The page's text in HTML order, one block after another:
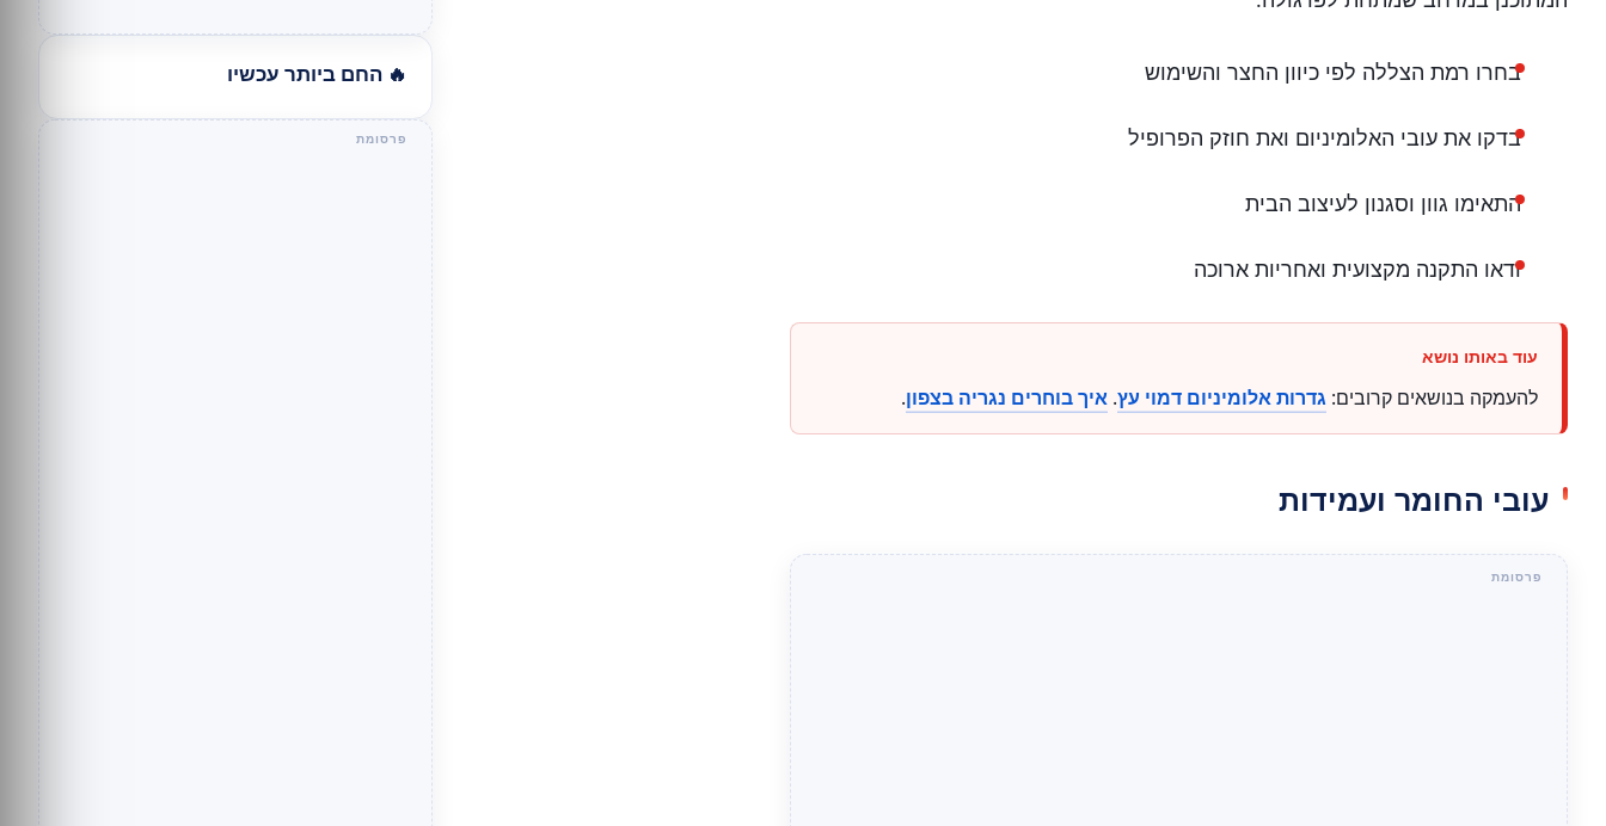
בחרו רמת הצללה לפי כיוון החצר והשימוש
בדקו את עובי האלומיניום ואת חוזק הפרופיל
התאימו גוון וסגנון לעיצוב הבית
ודאו התקנה מקצועית ואחריות ארוכה
להעמקה בנושאים קרובים: גדרות אלומיניום דמוי עץ. איך בוחרים נגריה בצפון.
עובי החומר ועמידות
🔥 החם ביותר עכשיו